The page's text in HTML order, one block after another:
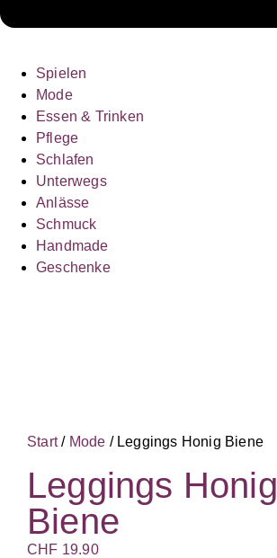
Spielen
Mode
Essen & Trinken
Pflege
Schlafen
Unterwegs
Anlässe
Schmuck
Handmade
Geschenke
Start/ Mode / Leggings Honig Biene
Leggings Honig
Biene
CHF 19.90